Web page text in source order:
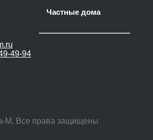
Частные дома
49-94
M, Все права защищены